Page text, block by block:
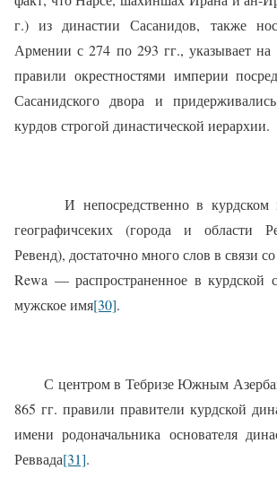
г.) из династии Сасанидов, также
Армении с 274 по 293 гг., указывает
правили окрестностями империи
Сасанидского двора и
курдов строгой династической иерархии.
И непосредственно в курдском
географичсеких (города и области
Ревенд), достаточно много слов в связи
Rewa — распространенное в курдской
мужское имя[30].
С центром в Тебризе Южным
865 гг. правили правители курдской
имени родоначальника основателя
Реввада[31].